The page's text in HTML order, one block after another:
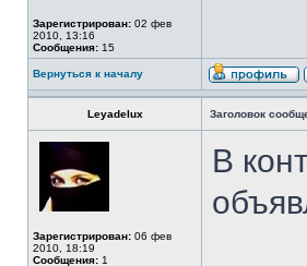
Зарегистрирован: 02 фев
2010, 13:16
Сообщения: 15
Вернуться к началу
Leyadelux Заголовок
Зарегистрирован: 06 фев
2010, 18:19
Сообщения: 1
В